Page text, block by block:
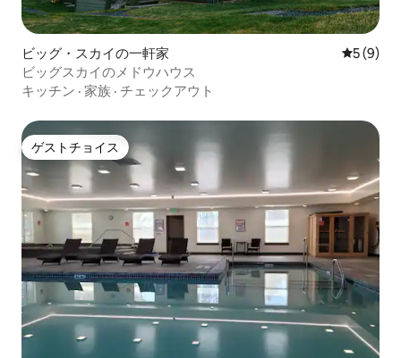
ビッグ・スカイの一軒家 レビュー
5 (9)
ビッグスカイのメドウハウス
キッチン · 家族 · チェックアウト
ゲストチョイス
ゲストチョイス